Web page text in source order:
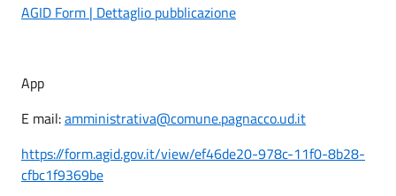
AGID Form | Dettaglio pubblicazione
App
E mail:amministrativa@comune.pagnacco.ud.it
https://form.agid.gov.it/view/ef46de20-978c-11f0-8b28-
cfbc1f9369be